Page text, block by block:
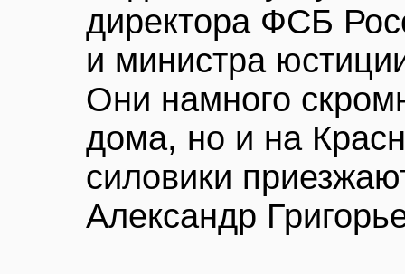
директора ФСБ
и министра
Они намного
дома, но и на
силовики
Александр